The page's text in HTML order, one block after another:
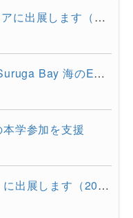
第15回おおた研究・開発フェアに出展します（2025/10/30-10/31）
BLUE ECONOMY EXPO ＠Suruga Bay 海のEXPO（2025/7/28-7/29）に超...
学参加を支援
「海洋都市横浜うみ博2025」に出展します（2025年7月12日・13日）